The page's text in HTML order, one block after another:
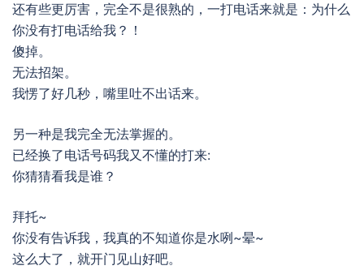
还有些更厉害，完全不是很熟的，一打电话来就是：为什么
你没有打电话给我？！
傻掉。
无法招架。
我愣了好几秒，嘴里吐不出话来。
另一种是我完全无法掌握的。
已经换了电话号码我又不懂的打来:
你猜猜看我是谁？
拜托~
你没有告诉我，我真的不知道你是水咧~晕~
这么大了，就开门见山好吧。